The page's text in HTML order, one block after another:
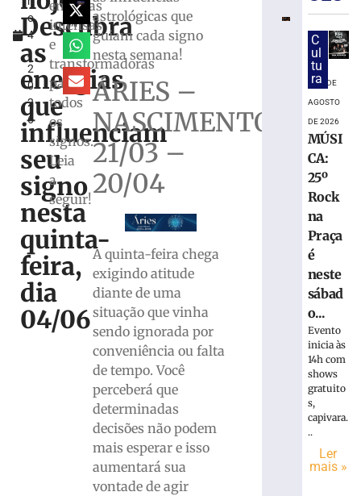
o
4
,
2
0
2
6
Descubra
as
energias
que
influenciam
seu
signo
nesta
quinta-
feira,
dia
04/06
energias
intensas
e
transformadoras
para
todos
os
signos.
Leia
a
seguir!
astrológicas que
guiam cada signo
nesta semana!
ÁRIES –
NASCIMENTO
21/03 –
20/04
A quinta-feira chega
exigindo atitude
diante de uma
situação que vinha
sendo ignorada por
conveniência ou falta
de tempo. Você
perceberá que
determinadas
decisões não podem
mais esperar e isso
aumentará sua
vontade de agir
para
ajudar
animais
resgatados
Brusque;
veja
como
participar
agosto
mais
STF
suspende
que
proíbe
jogos
C
ul
tu
ra7 DE
AGOSTO
DE 2026
MÚSI
CA:
25º
Rock
na
Praça
é
neste
sábad
o...
Evento
inicia às
14h com
shows
gratuito
s,
capivara.
..
Ler
mais »